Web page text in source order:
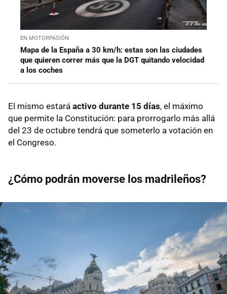
EN MOTORPASIÓN
Mapa de la España a 30 km/h: estas son las ciudades
que quieren correr más que la DGT quitando velocidad
a los coches
El mismo estará activo durante 15 días, el máximo
que permite la Constitución: para prorrogarlo más allá
del 23 de octubre tendrá que someterlo a votación en
el Congreso.
¿Cómo podrán moverse los madrileños?